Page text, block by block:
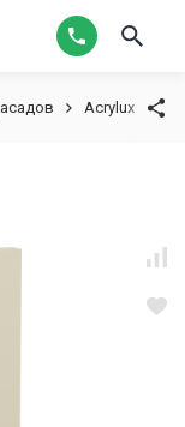
Acrylux